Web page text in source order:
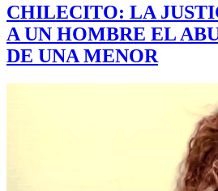
CHILECITO: LA
A UN HOMBRE EL
DE UNA MENOR